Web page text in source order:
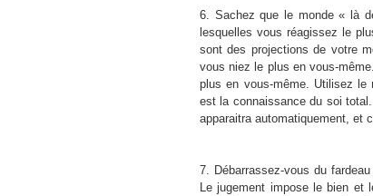
6. Sachez que le monde « là
lesquelles vous réagissez le
sont des projections de votre
vous niez le plus en vous-
plus en vous-même. Utilisez le
est la connaissance du soi
apparaitra automatiquement, et
7. Débarrassez-vous du
Le jugement impose le bien et